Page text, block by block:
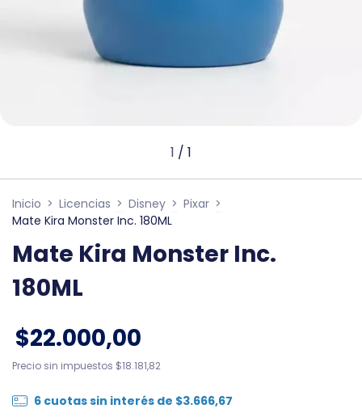
1 / 1
Inicio > Licencias > Disney > Pixar >
Mate Kira Monster Inc. 180ML
Mate Kira Monster Inc.
180ML
$22.000,00
Precio sin impuestos $18.181,82
6 cuotas sin interés de $3.666,67